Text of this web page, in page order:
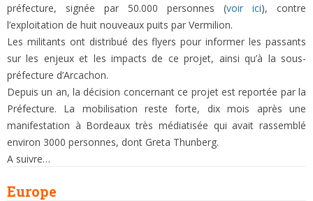
préfecture, signée par 50.000 personnes (voir ici), contre
l’exploitation de huit nouveaux puits par Vermilion.
Les militants ont distribué des flyers pour informer les passants
sur les enjeux et les impacts de ce projet, ainsi qu’à la sous-
préfecture d’Arcachon.
Depuis un an, la décision concernant ce projet est reportée par la
Préfecture. La mobilisation reste forte, dix mois après une
manifestation à Bordeaux très médiatisée qui avait rassemblé
environ 3000 personnes, dont Greta Thunberg.
A suivre…
Europe